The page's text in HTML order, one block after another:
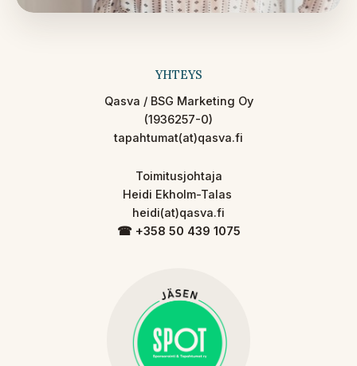
YHTEYS
Qasva / BSG Marketing Oy
(1936257-0)
tapahtumat(at)qasva.fi
Toimitusjohtaja
Heidi Ekholm-Talas
heidi(at)qasva.fi
☎︎ +358 50 439 1075